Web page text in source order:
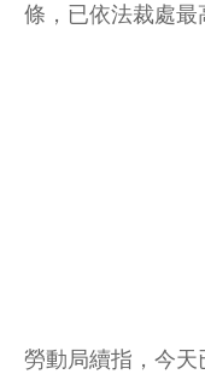
條，已依法裁處最
勞動局續指，今